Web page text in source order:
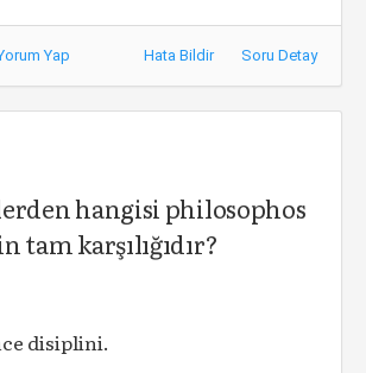
Yap Hata Bildir Soru Detay
hangisi philosophos
tam karşılığıdır?
disiplini.